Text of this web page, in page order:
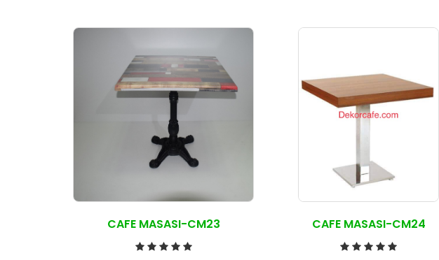
CAFE MASASI-CM23 CAFE MASASI-CM24